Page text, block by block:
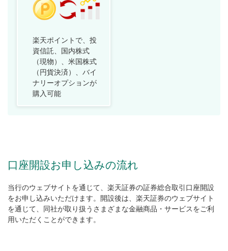
楽天ポイントで、投
資信託、国内株式
（現物）、米国株式
（円貨決済）、バイ
ナリーオプションが
購入可能
口座開設お申し込みの流れ
当行のウェブサイトを通じて、楽天証券の証券総合取引口座開設
をお申し込みいただけます。開設後は、楽天証券のウェブサイト
を通じて、同社が取り扱うさまざまな金融商品・サービスをご利
用いただくことができます。